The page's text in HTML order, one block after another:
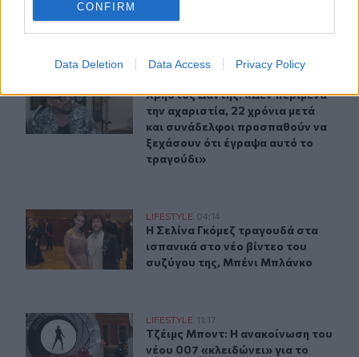
CONFIRM
Data Deletion Data Access Privacy Policy
μητέρα της
Χρήστος Δάντης: «Δεν περίμενα
Χρήστος Δάντης: «Δεν περίμενα
την αχαριστία, 22 χρόνια μετά
και συνάδελφοι προσπαθούν να
ξεχάσουν ότι έγραψα αυτό το
τραγούδι»
Η Σελίνα Γκόμεζ συμμετέχει στο μουσικό βίντεο
LIFESTYLE 04:14
Η Σελίνα Γκόμεζ τραγουδά στα
Η Σελίνα Γκόμεζ τραγουδά στα
ισπανικά στο νέο βίντεο του
συζύγου της, Μπένι Μπλάνκο
Τζέιμς Μποντ: Η ανακοίνωση του νέου 007 «κλειδώνει»
LIFESTYLE 11:17
Τζέιμς Μποντ: Η ανακοίνωση του
Τζέιμς Μποντ: Η ανακοίνωση του
νέου 007 «κλειδώνει» για το